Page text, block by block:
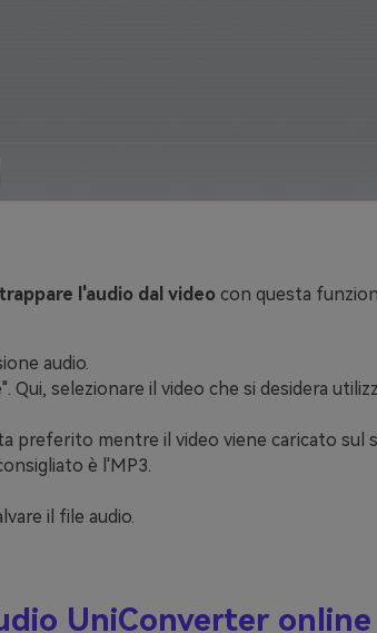
l'audio dal videocon questa
audio.
Qui, selezionare il video che si desidera
preferito mentre il video viene caricato sul
è l'MP3.
il file audio.
UniConverter online